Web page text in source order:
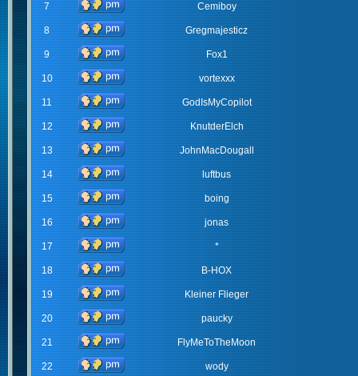
7 Cemiboy
8 Gregmajesticz
9 Fox1
10 vortexxx
11 GodIsMyCopilot
12 KnutderElch
13 JohnMacDougall
14 luftbus
15 boing
16 jonas
17 *
18 B-HOX
19 Kleiner Flieger
20 paucky
21 FlyMeToTheMoon
22 wody